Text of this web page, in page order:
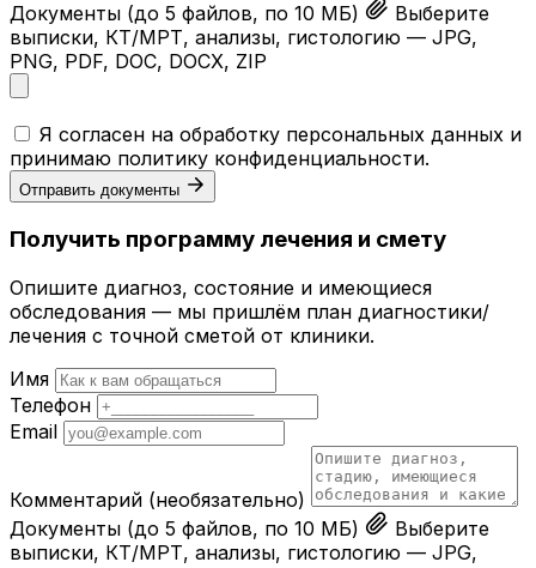
Документы (до 5 файлов, по 10 МБ)
Выберите
выписки, КТ/МРТ, анализы, гистологию — JPG,
PNG, PDF, DOC, DOCX, ZIP
Я согласен на обработку персональных данных и
принимаю политику конфиденциальности.
Отправить документы
Получить программу лечения и смету
Опишите диагноз, состояние и имеющиеся
обследования — мы пришлём план диагностики/
лечения с точной сметой от клиники.
Имя
Телефон
Email
Комментарий (необязательно)
Документы (до 5 файлов, по 10 МБ)
Выберите
выписки, КТ/МРТ, анализы, гистологию — JPG,